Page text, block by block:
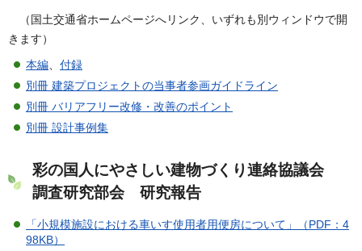
（国土交通省ホームページへリンク、いずれも別ウィンドウで開
きます）
本編、 付録
別冊 建築プロジェクトの当事者参画ガイドライン
別冊 バリアフリー改修・改善のポイント
別冊 設計事例集
彩の国人にやさしい建物づくり連絡協議会
調査研究部会 研究報告
「小規模施設における車いす使用者用便房について」（PDF：4
98KB）